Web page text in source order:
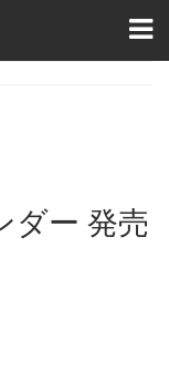
ダー 発売